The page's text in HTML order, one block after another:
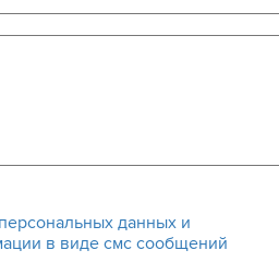
данных и
в виде смс сообщений